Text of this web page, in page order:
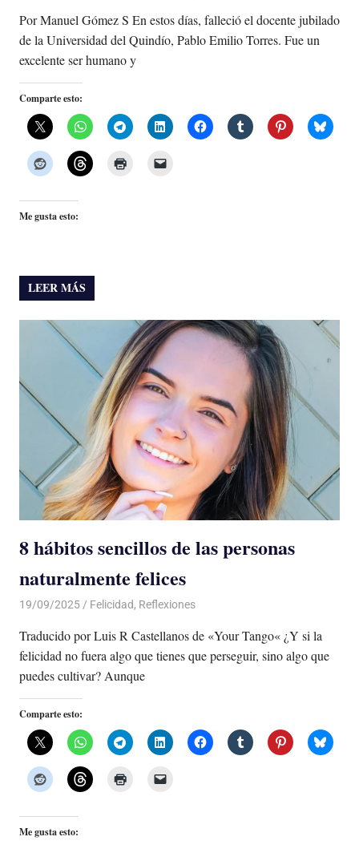
Por Manuel Gómez S En estos días, falleció el docente jubilado
de la Universidad del Quindío, Pablo Emilio Torres. Fue un
excelente ser humano y
Comparte esto:
Me gusta esto:
LEER MÁS
8 hábitos sencillos de las personas
naturalmente felices
19/09/2025 De todo un Poco
Felicidad, Reflexiones
Traducido por Luis R Castellanos de «Your Tango« ¿Y si la
felicidad no fuera algo que tienes que perseguir, sino algo que
puedes cultivar? Aunque
Comparte esto:
Me gusta esto: